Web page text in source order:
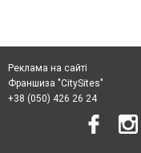
Реклама на сайті
Франшиза "CitySites"
+38 (050) 426 26 24